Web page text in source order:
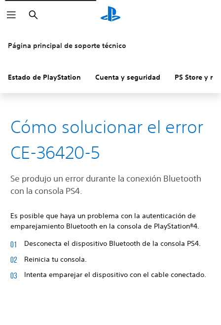
Buscar
Página principal de soporte técnico
Estado de PlayStation Cuenta y seguridad PS Store y
Cómo solucionar el error
CE-36420-5
Se produjo un error durante la conexión Bluetooth
con la consola PS4.
Es posible que haya un problema con la autenticación de
emparejamiento Bluetooth en la consola de PlayStation®4.
Desconecta el dispositivo Bluetooth de la consola PS4.
Reinicia tu consola.
Intenta emparejar el dispositivo con el cable conectado.